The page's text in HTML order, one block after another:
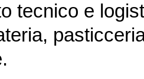
tecnico e